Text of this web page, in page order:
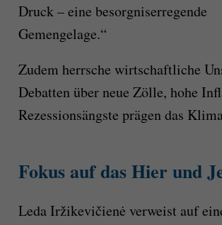
Druck – eine besorgniserregende
Gemengelage.“
Zudem herrsche wirtschaftliche
Debatten über neue Zölle, hohe
Rezessionsängste prägen das
Fokus auf das Hier und
Leda Iržikevičienė verweist auf